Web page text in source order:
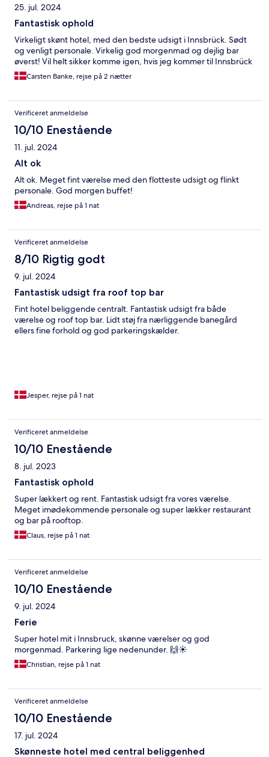
25. jul. 2024
Fantastisk ophold
Virkeligt skønt hotel, med den bedste udsigt i Innsbrück. Sødt
og venligt personale. Virkelig god morgenmad og dejlig bar
øverst! Vil helt sikker komme igen, hvis jeg kommer til Innsbrück
Carsten Banke, rejse på 2 nætter
Verificeret anmeldelse
10/10 Enestående
11. jul. 2024
Alt ok
Alt ok. Meget fint værelse med den flotteste udsigt og flinkt
personale. God morgen buffet!
Andreas, rejse på 1 nat
Verificeret anmeldelse
8/10 Rigtig godt
9. jul. 2024
Fantastisk udsigt fra roof top bar
Fint hotel beliggende centralt. Fantastisk udsigt fra både
værelse og roof top bar. Lidt støj fra nærliggende banegård
ellers fine forhold og god parkeringskælder.
Jesper, rejse på 1 nat
Verificeret anmeldelse
10/10 Enestående
8. jul. 2023
Fantastisk ophold
Super lækkert og rent. Fantastisk udsigt fra vores værelse.
Meget imødekommende personale og super lækker restaurant
og bar på rooftop.
Claus, rejse på 1 nat
Verificeret anmeldelse
10/10 Enestående
9. jul. 2024
Ferie
Super hotel mit i Innsbruck, skønne værelser og god
morgenmad. Parkering lige nedenunder. 🙌☀️
Christian, rejse på 1 nat
Verificeret anmeldelse
10/10 Enestående
17. jul. 2024
Skønneste hotel med central beliggenhed